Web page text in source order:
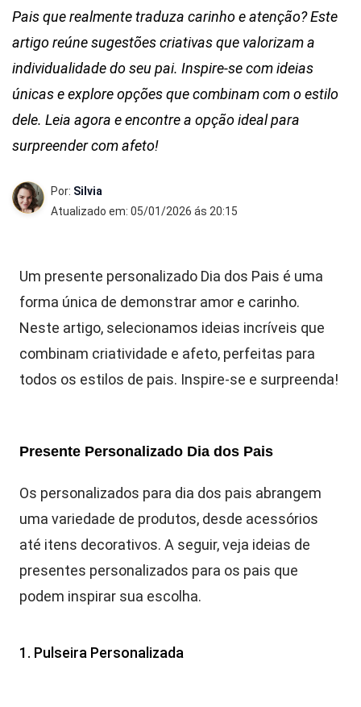
Pais que realmente traduza carinho e atenção? Este
artigo reúne sugestões criativas que valorizam a
individualidade do seu pai. Inspire-se com ideias
únicas e explore opções que combinam com o estilo
dele. Leia agora e encontre a opção ideal para
surpreender com afeto!
Por: Silvia
Atualizado em: 05/01/2026 ás 20:15
Um presente personalizado Dia dos Pais é uma
forma única de demonstrar amor e carinho.
Neste artigo, selecionamos ideias incríveis que
combinam criatividade e afeto, perfeitas para
todos os estilos de pais. Inspire-se e surpreenda!
Presente Personalizado Dia dos Pais
Os personalizados para dia dos pais abrangem
uma variedade de produtos, desde acessórios
até itens decorativos. A seguir, veja ideias de
presentes personalizados para os pais que
podem inspirar sua escolha.
1. Pulseira Personalizada